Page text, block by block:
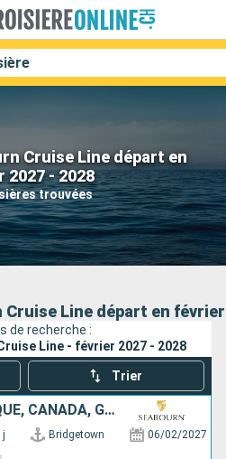
Cruise Line départ en
2027 - 2028
trouvées
Compagnies
Line départ en février
de recherche :
Line - février 2027 - 2028
Trier
ÉTATS-UNIS, MARTINIQUE, CANADA, GUADELOUPE, SAINTE-LUCIE, BARBADE
j Bridgetown 06/02/2027